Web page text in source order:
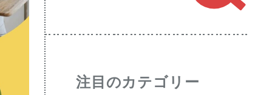
る
ワ
ー
ド
注目のカテゴリー